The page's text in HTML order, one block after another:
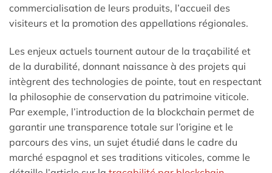
commercialisation de leurs produits, l’accueil des
visiteurs et la promotion des appellations régionales.
Les enjeux actuels tournent autour de la traçabilité et
de la durabilité, donnant naissance à des projets qui
intègrent des technologies de pointe, tout en respectant
la philosophie de conservation du patrimoine viticole.
Par exemple, l’introduction de la blockchain permet de
garantir une transparence totale sur l’origine et le
parcours des vins, un sujet étudié dans le cadre du
marché espagnol et ses traditions viticoles, comme le